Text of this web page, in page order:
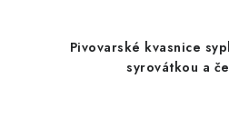
Pivovarské kvasnice
syrovátkou a